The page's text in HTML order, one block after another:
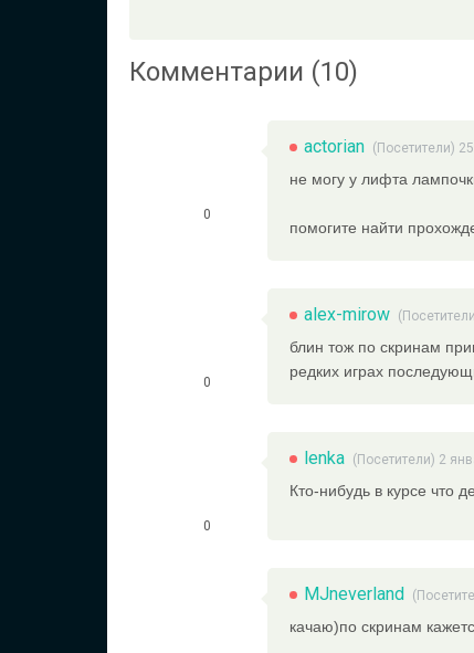
Комментарии (10)
0
actorian (Посетители)
не могу у лифта
помогите найти
0
alex-mirow
блин тож по скринам
редких играх
0
lenka (Посетители) 2
Кто-нибудь в курсе что
MJneverland
качаю)по скринам